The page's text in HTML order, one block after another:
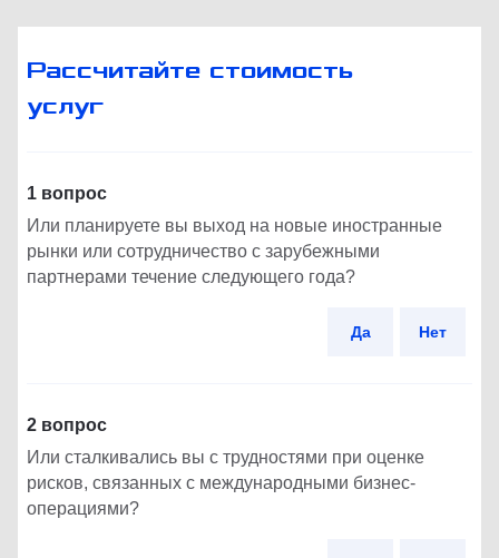
Рассчитайте стоимость
услуг
1 вопрос
Или планируете вы выход на новые иностранные
рынки или сотрудничество с зарубежными
партнерами течение следующего года?
Да Нет
2 вопрос
Или сталкивались вы с трудностями при оценке
рисков, связанных с международными бизнес-
операциями?